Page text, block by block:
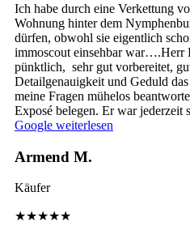
Ich habe durch eine Verkettung
Wohnung hinter dem
dürfen, obwohl sie eigentlich
immoscout einsehbar war….Herr
pünktlich, sehr gut vorbereitet,
Detailgenauigkeit und Geduld
meine Fragen mühelos
Exposé belegen. Er war
Google weiterlesen
Armend M.
Käufer
★★★★★